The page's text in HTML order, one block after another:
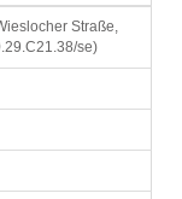
Straße,
se)